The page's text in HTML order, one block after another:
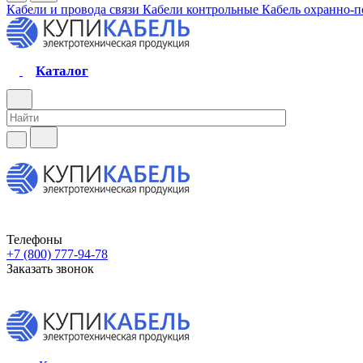
Кабели и провода связи Кабели контрольные Кабель охранно-
Каталог
Телефоны
+7 (800) 777-94-78
Заказать звонок